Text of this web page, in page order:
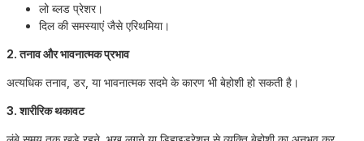
लो ब्लड प्रेशर।
दिल की समस्याएं जैसे एरिथमिया।
2. तनाव और भावनात्मक प्रभाव
अत्यधिक तनाव, डर, या भावनात्मक सदमे के कारण भी बेहोशी हो सकती है।
3. शारीरिक थकावट